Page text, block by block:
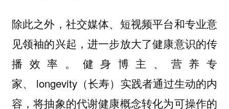
除此之外，社交媒体、短视频平台和专业意
见领袖的兴起，进一步放大了健康意识的传
播效率。健身博主、营养专
家、 longevity（长寿）实践者通过生动的内
容，将抽象的代谢健康概念转化为可操作的